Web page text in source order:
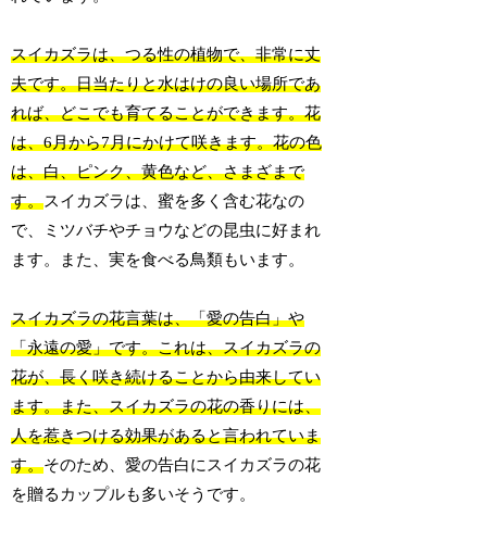
スイカズラは、つる性の植物で、非常に丈
夫です。日当たりと水はけの良い場所であ
れば、どこでも育てることができます。花
は、6月から7月にかけて咲きます。花の色
は、白、ピンク、黄色など、さまざまで
す。スイカズラは、蜜を多く含む花なの
で、ミツバチやチョウなどの昆虫に好まれ
ます。また、実を食べる鳥類もいます。
スイカズラの花言葉は、「愛の告白」や
「永遠の愛」です。これは、スイカズラの
花が、長く咲き続けることから由来してい
ます。また、スイカズラの花の香りには、
人を惹きつける効果があると言われていま
す。そのため、愛の告白にスイカズラの花
を贈るカップルも多いそうです。